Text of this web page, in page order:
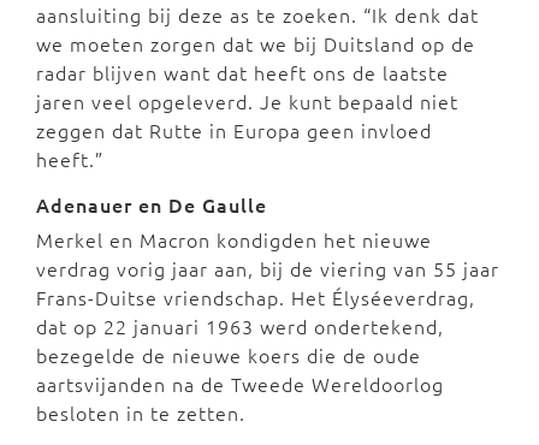
aansluiting bij deze as te zoeken. “Ik denk dat
we moeten zorgen dat we bij Duitsland op de
radar blijven want dat heeft ons de laatste
jaren veel opgeleverd. Je kunt bepaald niet
zeggen dat Rutte in Europa geen invloed
heeft.”
Adenauer en De Gaulle
Merkel en Macron kondigden het nieuwe
verdrag vorig jaar aan, bij de viering van 55 jaar
Frans-Duitse vriendschap. Het Élyséeverdrag,
dat op 22 januari 1963 werd ondertekend,
bezegelde de nieuwe koers die de oude
aartsvijanden na de Tweede Wereldoorlog
besloten in te zetten.